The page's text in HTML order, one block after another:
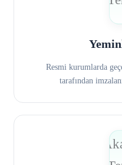
Resmi kurumlarda
tarafından